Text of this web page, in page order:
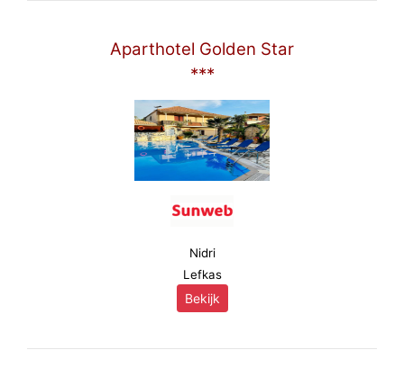
Aparthotel Golden Star
***
Nidri
Lefkas
Bekijk